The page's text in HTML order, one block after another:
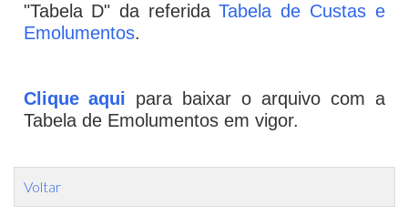
"Tabela D" da referidaTabela de Custas e
Emolumentos.
Clique aqui para baixar o arquivo com a
Tabela de Emolumentos em vigor.
Voltar